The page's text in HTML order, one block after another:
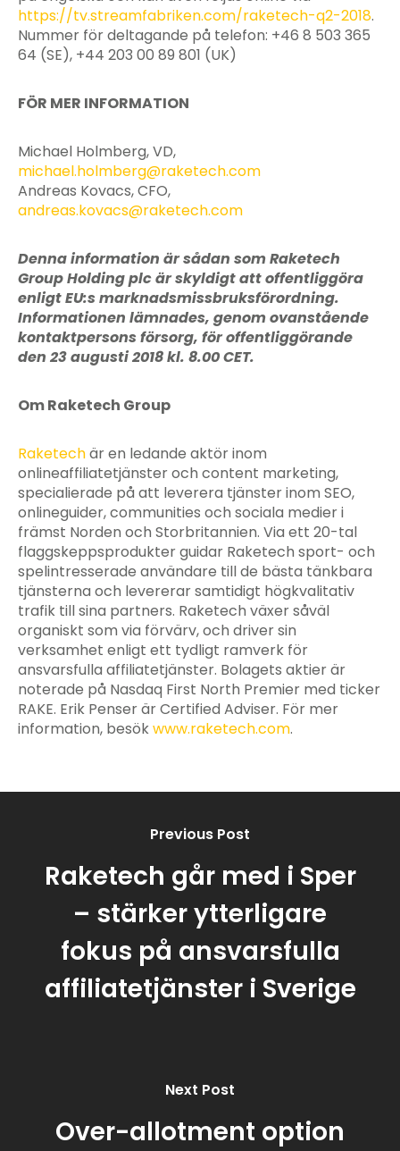
https://tv.streamfabriken.com/raketech-q2-2018.
Nummer för deltagande på telefon: +46 8 503 365
64 (SE), +44 203 00 89 801 (UK)
FÖR MER INFORMATION
Michael Holmberg, VD,
michael.holmberg@raketech.com
Andreas Kovacs, CFO,
andreas.kovacs@raketech.com
Denna information är sådan som Raketech
Group Holding plc är skyldigt att offentliggöra
enligt EU:s marknadsmissbruksförordning.
Informationen lämnades, genom ovanstående
kontaktpersons försorg, för offentliggörande
den 23 augusti 2018 kl. 8.00 CET.
Om Raketech Group
Raketechär en ledande aktör inom
onlineaffiliatetjänster och content marketing,
specialierade på att leverera tjänster inom SEO,
onlineguider, communities och sociala medier i
främst Norden och Storbritannien. Via ett 20-tal
flaggskeppsprodukter guidar Raketech sport- och
spelintresserade användare till de bästa tänkbara
tjänsterna och levererar samtidigt högkvalitativ
trafik till sina partners. Raketech växer såväl
organiskt som via förvärv, och driver sin
verksamhet enligt ett tydligt ramverk för
ansvarsfulla affiliatetjänster. Bolagets aktier är
noterade på Nasdaq First North Premier med ticker
RAKE. Erik Penser är Certified Adviser. För mer
information, besökwww.raketech.com.
Previous Post
Raketech går med i Sper
– stärker ytterligare
fokus på ansvarsfulla
affiliatetjänster i Sverige
Next Post
Over-allotment option